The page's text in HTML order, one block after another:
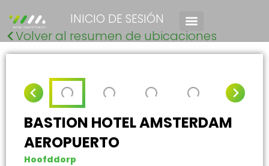
INICIO DE SESIÓN
Volver al resumen de ubicaciones
BASTION HOTEL AMSTERDAM
AEROPUERTO
Hoofddorp